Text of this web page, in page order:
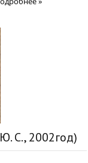
С., 2002год)